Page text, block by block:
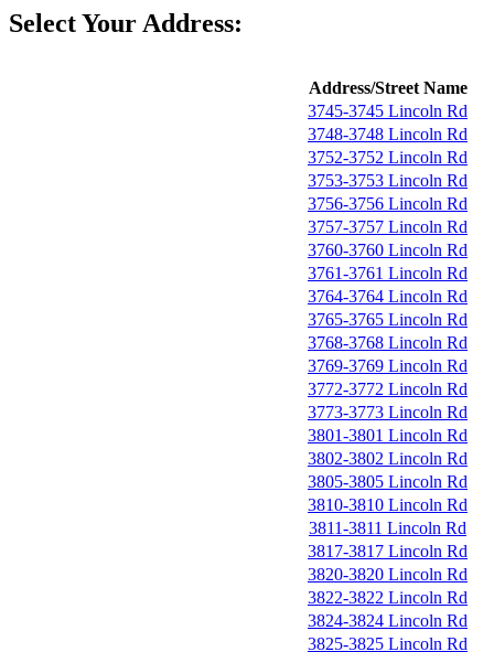
Select Your Address:
Address/Street Name
3745-3745 Lincoln Rd
3748-3748 Lincoln Rd
3752-3752 Lincoln Rd
3753-3753 Lincoln Rd
3756-3756 Lincoln Rd
3757-3757 Lincoln Rd
3760-3760 Lincoln Rd
3761-3761 Lincoln Rd
3764-3764 Lincoln Rd
3765-3765 Lincoln Rd
3768-3768 Lincoln Rd
3769-3769 Lincoln Rd
3772-3772 Lincoln Rd
3773-3773 Lincoln Rd
3801-3801 Lincoln Rd
3802-3802 Lincoln Rd
3805-3805 Lincoln Rd
3810-3810 Lincoln Rd
3811-3811 Lincoln Rd
3817-3817 Lincoln Rd
3820-3820 Lincoln Rd
3822-3822 Lincoln Rd
3824-3824 Lincoln Rd
3825-3825 Lincoln Rd